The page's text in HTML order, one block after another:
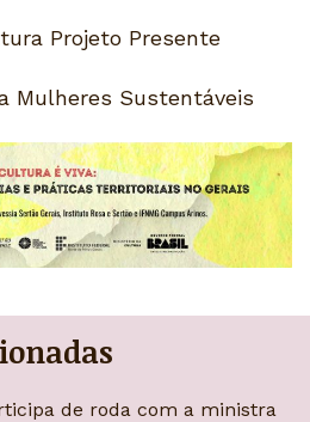
Projeto Presente
Mulheres Sustentáveis
de roda com a ministra